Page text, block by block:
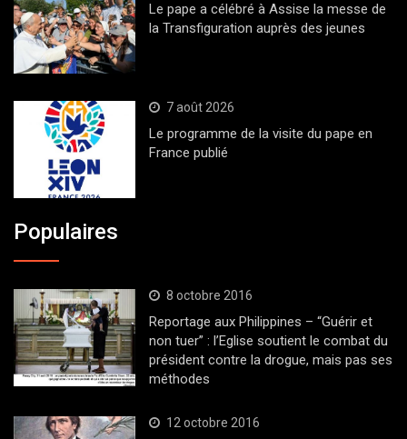
Le pape a célébré à Assise la messe de
la Transfiguration auprès des jeunes
7 août 2026
Le programme de la visite du pape en
France publié
Populaires
8 octobre 2016
Reportage aux Philippines – “Guérir et
non tuer” : l’Eglise soutient le combat du
président contre la drogue, mais pas ses
méthodes
12 octobre 2016